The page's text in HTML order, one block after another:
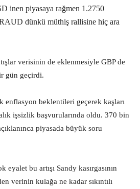
inen piyasaya rağmen 1.2750
dünkü müthiş rallisine hiç ara
verisinin de eklenmesiyle GBP de
gün geçirdi.
enflasyon beklentileri geçerek kaşları
işsizlik başvurularında oldu. 370 bin
piyasada büyük soru
eyalet bu artışı Sandy kasırgasının
verinin kulağa ne kadar sıkıntılı